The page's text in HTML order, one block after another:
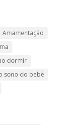
Amamentação
dormir
sono do bebê